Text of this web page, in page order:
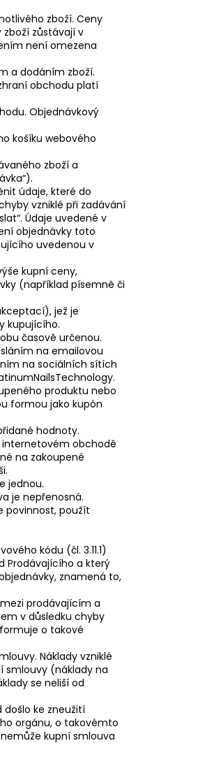
zboží. Ceny
zůstávají v
není omezena
a dodáním zboží.
obchodu platí
Objednávkový
košíku webového
zboží a
údaje, které do
vzniklé při zadávání
Údaje uvedené v
objednávky toto
uvedenou v
kupní ceny,
(například písemně či
jež je
kupujícího.
časově určenou.
na emailovou
na sociálních sítích
produktu nebo
formou jako kupón
hodnoty.
internetovém obchodě
na zakoupené
jednou.
je nepřenosná.
povinnost, použít
kódu (čl. 3.11.1)
Prodávajícího a který
znamená to,
prodávajícím a
v důsledku chyby
o takové
Náklady vzniklé
smlouvy (náklady na
se neliší od
došlo ke zneužití
orgánu, o takovémto
kupní smlouva